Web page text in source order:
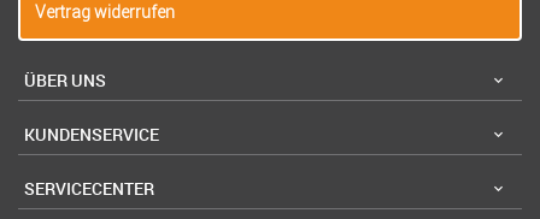
Vertrag widerrufen
ÜBER UNS
KUNDENSERVICE
SERVICECENTER